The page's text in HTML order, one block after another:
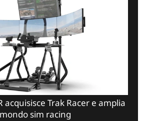
acquisisce Trak Racer e amplia
sim racing